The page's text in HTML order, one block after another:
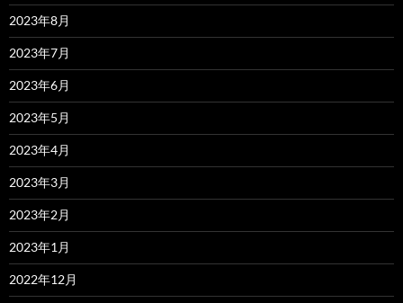
2023年8月
2023年7月
2023年6月
2023年5月
2023年4月
2023年3月
2023年2月
2023年1月
2022年12月